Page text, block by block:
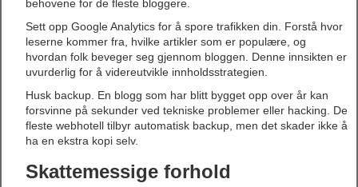
behovene for de fleste bloggere.
Sett opp Google Analytics for å spore trafikken din. Forstå hvor
leserne kommer fra, hvilke artikler som er populære, og
hvordan folk beveger seg gjennom bloggen. Denne innsikten er
uvurderlig for å videreutvikle innholdsstrategien.
Husk backup. En blogg som har blitt bygget opp over år kan
forsvinne på sekunder ved tekniske problemer eller hacking. De
fleste webhotell tilbyr automatisk backup, men det skader ikke å
ha en ekstra kopi selv.
Skattemessige forhold